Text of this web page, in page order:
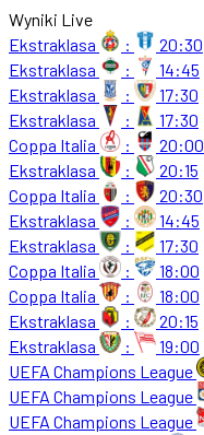
Wyniki Live
Ekstraklasa
:
20:30
Ekstraklasa
:
14:45
Ekstraklasa
:
17:30
Ekstraklasa
:
17:30
Coppa Italia
:
20:00
Ekstraklasa
:
20:15
Coppa Italia
:
20:30
Ekstraklasa
:
14:45
Ekstraklasa
:
17:30
Coppa Italia
:
18:00
Coppa Italia
:
18:00
Ekstraklasa
:
20:15
Ekstraklasa
:
19:00
UEFA Champions League
UEFA Champions League
UEFA Champions League